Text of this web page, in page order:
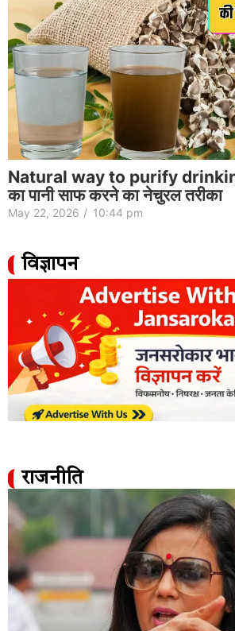
Natural way to purify
का पानी साफ करने का नेचुरल तरीका
May 22, 2026 / 10:44 pm
विज्ञापन
राजनीति